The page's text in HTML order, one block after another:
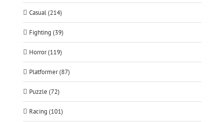
Casual (214)
Fighting (39)
Horror (119)
Platformer (87)
Puzzle (72)
Racing (101)